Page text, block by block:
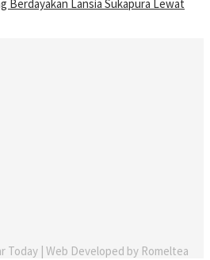
Berdayakan Lansia Sukapura Lewat
Today | Web Developed by Romeltea